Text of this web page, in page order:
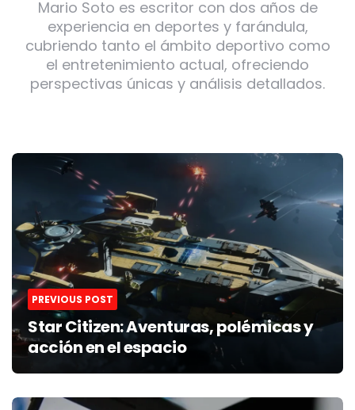
Mario Soto es escritor con dos años de
experiencia en deportes y farándula,
cubriendo tanto el ámbito deportivo como
el entretenimiento actual, ofreciendo
perspectivas únicas y análisis detallados.
Post
navigation
PREVIOUS POST
Star Citizen: Aventuras, polémicas y
acción en el espacio